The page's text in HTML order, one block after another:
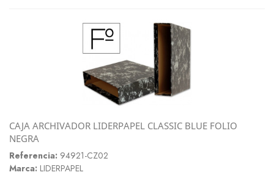
CAJA ARCHIVADOR LIDERPAPEL CLASSIC BLUE FOLIO
NEGRA
Referencia: 94921-CZ02
Marca: LIDERPAPEL